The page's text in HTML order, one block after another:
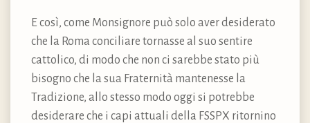
E così, come Monsignore può solo aver desiderato
che la Roma conciliare tornasse al suo sentire
cattolico, di modo che non ci sarebbe stato più
bisogno che la sua Fraternità mantenesse la
Tradizione, allo stesso modo oggi si potrebbe
desiderare che i capi attuali della FSSPX ritornino